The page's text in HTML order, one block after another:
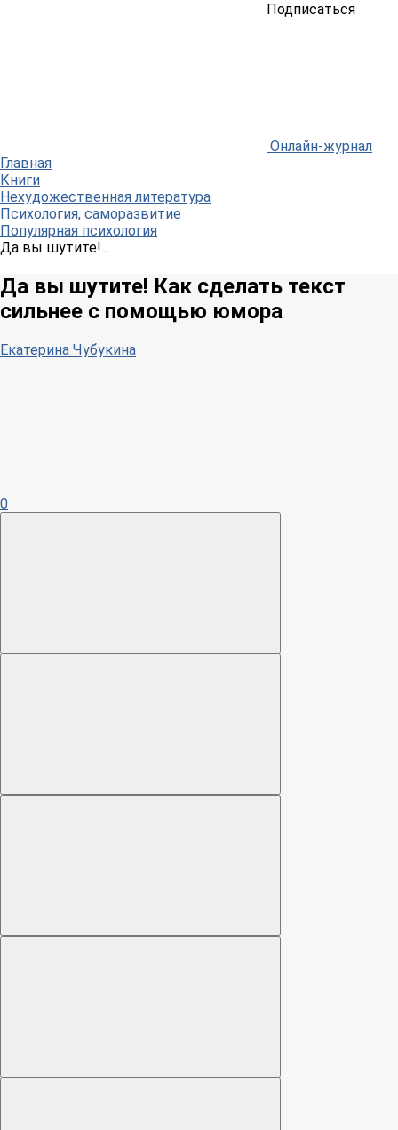
Подписаться
Онлайн-журнал
Главная
Книги
Нехудожественная литература
Психология, саморазвитие
Популярная психология
Да вы шутите!...
Да вы шутите! Как сделать текст
сильнее с помощью юмора
Екатерина Чубукина
0